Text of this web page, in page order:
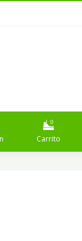
0
Carrito